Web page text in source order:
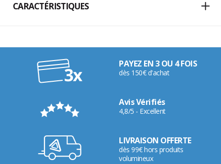
CARACTÉRISTIQUES
PAYEZ EN 3 OU 4 FOIS
dès 150€ d'achat
Avis Vérifiés
4,8/5 - Excellent
LIVRAISON OFFERTE
dès 99€ hors produits
volumineux